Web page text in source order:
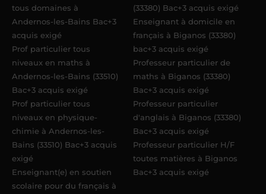
tous domaines à
Andernos-les-Bains Bac+3
acquis exigé
Prof particulier tous
niveaux en maths à
Andernos-les-Bains (33510)
Bac+3 acquis exigé
Prof particulier tous
niveaux en physique-
chimie à Andernos-les-
Bains (33510) Bac+3 acquis
exigé
Enseignant(e) en soutien
scolaire pour du français à
(33380) Bac+3 acquis exigé
Enseignant à domicile en
français à Biganos (33380)
bac+3 acquis exigé
Professeur particulier de
maths à Biganos (33380)
Bac+3 acquis exigé
Professeur particulier
d'anglais à Biganos (33380)
Bac+3 acquis exigé
Professeur particulier H/F
toutes matières à Biganos
Bac+3 acquis exigé